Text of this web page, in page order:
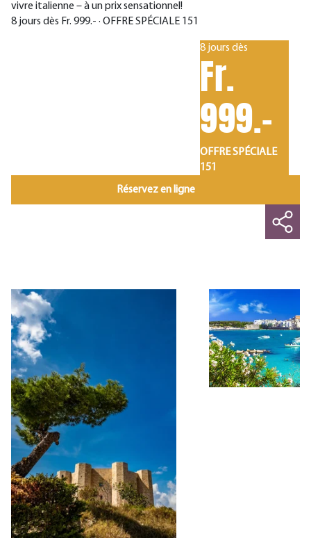
vivre italienne – à un prix sensationnel!
8 jours dès Fr. 999.- · OFFRE SPÉCIALE 151
8 jours dès
Fr.
999.-
OFFRE SPÉCIALE
151
Réservez en ligne